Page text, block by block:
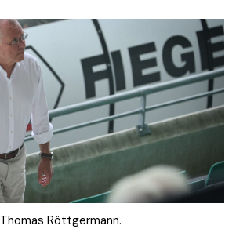
Thomas Röttgermann.